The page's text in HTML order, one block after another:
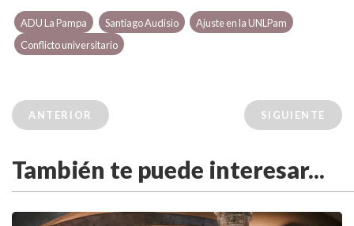
ADU La Pampa Santiago Audisio
Ajuste en la UNLPam
Conflicto universitario
ANTERIOR SIGUIENTE
También te puede interesar...